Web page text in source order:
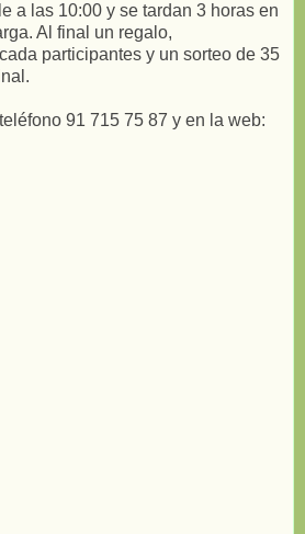
a las 10:00 y se tardan 3 horas en
Al final un regalo,
participantes y un sorteo de 35
91 715 75 87 y en la web: